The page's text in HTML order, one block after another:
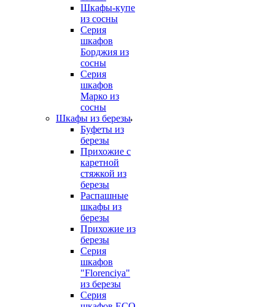
Шкафы-купе
из сосны
Серия
шкафов
Борджия из
сосны
Серия
шкафов
Марко из
сосны
Шкафы из березы
Буфеты из
березы
Прихожие с
каретной
стяжкой из
березы
Распашные
шкафы из
березы
Прихожие из
березы
Серия
шкафов
"Florenciya"
из березы
Серия